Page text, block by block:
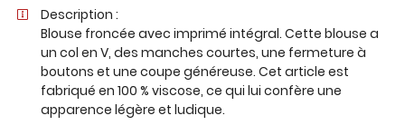
Recopier le code ci-contre
Rafraîchir le captcha

Description :
Blouse froncée avec imprimé intégral. Cette blouse a
un col en V, des manches courtes, une fermeture à
boutons et une coupe généreuse. Cet article est
fabriqué en 100 % viscose, ce qui lui confère une
apparence légère et ludique.